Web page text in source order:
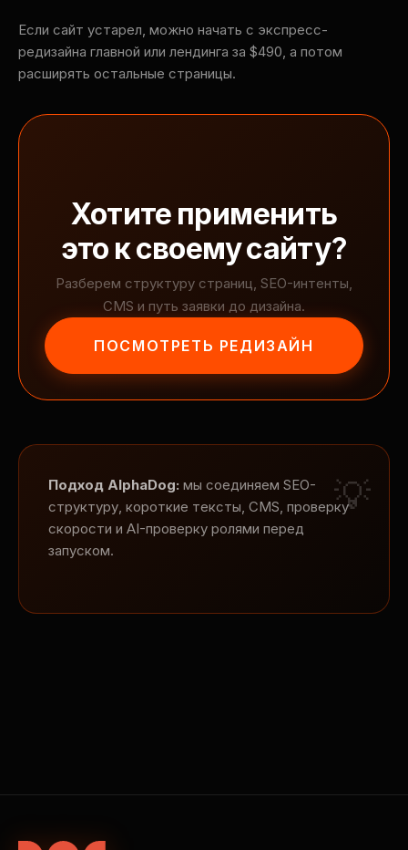
Если сайт устарел, можно начать с экспресс-
редизайна главной или лендинга за $490, а потом
расширять остальные страницы.
Хотите применить
это к своему сайту?
Разберем структуру страниц, SEO-интенты,
CMS и путь заявки до дизайна.
ПОСМОТРЕТЬ РЕДИЗАЙН
Подход AlphaDog: мы соединяем SEO-
структуру, короткие тексты, CMS, проверку
скорости и AI-проверку ролями перед
запуском.